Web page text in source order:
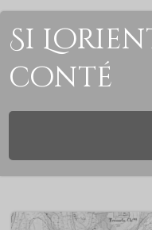
Si
conté